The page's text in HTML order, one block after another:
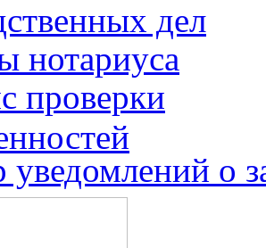
дел
нотариуса
проверки
уведомлений о